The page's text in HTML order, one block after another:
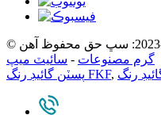
گرم مصنوعات - سائيٽ ميپ
پسٽن گائيڊ رنگ FKF,